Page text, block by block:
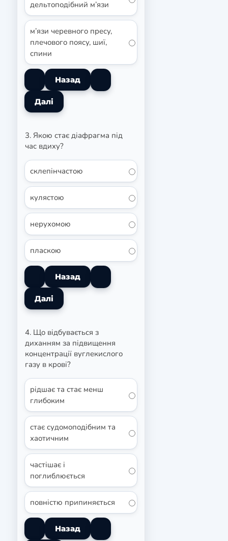
дельтоподібний м’язи
м’язи черевного пресу,
плечового поясу, шиї,
спини
3. Якою стає діафрагма під
час вдиху?
склепінчастою
кулястою
нерухомою
пласкою
4. Що відбувається з
диханням за підвищення
концентрації вуглекислого
газу в крові?
рідшає та стає менш
глибоким
стає судомоподібним та
хаотичним
частішає і
поглиблюється
повністю припиняється